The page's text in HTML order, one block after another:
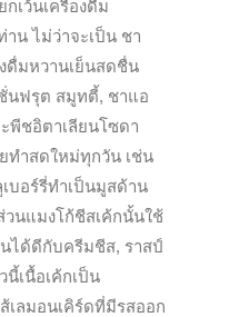
กเว้นเครื่องดื่ม
น ไม่ว่าจะเป็น ชา
ดื่มหวานเย็นสดชื่น
นฟรุต สมูทตี้, ชาแอ
พีชอิตาเลียนโซดา
ทำสดใหม่ทุกวัน เช่น
บอร์รี่ทำเป็นมูสด้าน
นแมงโก้ชีสเค้กนั้นใช้
ได้ดีกับครีมชีส, ราสป์
นี้เนื้อเค้กเป็น
ลมอนเคิร์ดที่มีรสออก